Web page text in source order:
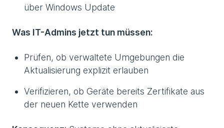
über Windows Update
Was IT-Admins jetzt tun müssen:
Prüfen, ob verwaltete Umgebungen die
Aktualisierung explizit erlauben
Verifizieren, ob Geräte bereits Zertifikate aus
der neuen Kette verwenden